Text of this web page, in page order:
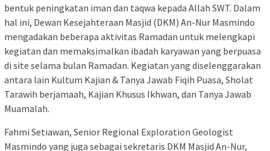
bentuk peningkatan iman dan taqwa kepada Allah SWT. Dalam
hal ini, Dewan Kesejahteraan Masjid (DKM) An-Nur Masmindo
mengadakan beberapa aktivitas Ramadan untuk melengkapi
kegiatan dan memaksimalkan ibadah karyawan yang berpuasa
di site selama bulan Ramadan. Kegiatan yang diselenggarakan
antara lain Kultum Kajian & Tanya Jawab Fiqih Puasa, Sholat
Tarawih berjamaah, Kajian Khusus Ikhwan, dan Tanya Jawab
Muamalah.
Fahmi Setiawan, Senior Regional Exploration Geologist
Masmindo yang juga sebagai sekretaris DKM Masjid An-Nur,